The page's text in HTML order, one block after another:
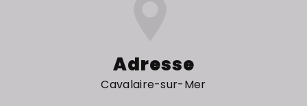
Adresse
Cavalaire-sur-Mer